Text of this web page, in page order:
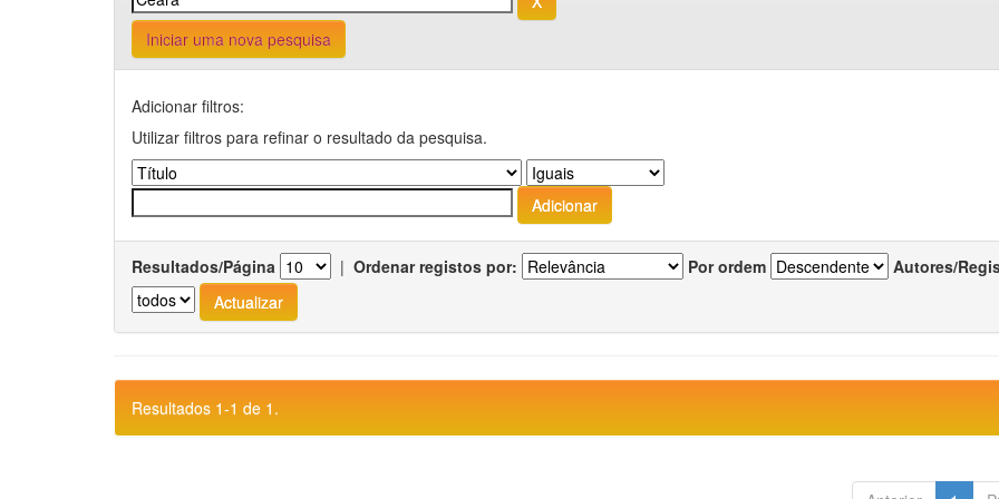
Iniciar uma nova pesquisa
Adicionar filtros:
Utilizar filtros para refinar o resultado da pesquisa.
Resultados/Página | Ordenar registos por: Por ordem Autores/
Resultados 1-1 de 1.